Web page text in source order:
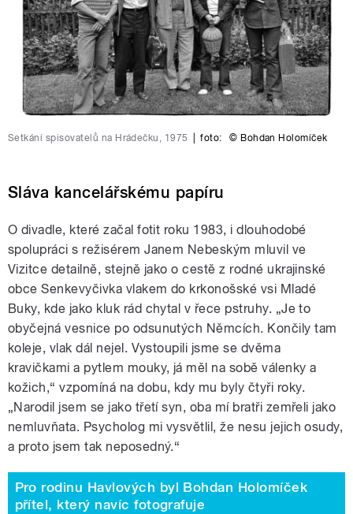
Setkání spisovatelů na Hrádečku, 1975 foto: © Bohdan Holomíček
Sláva kancelářskému papíru
O divadle, které začal fotit roku 1983, i dlouhodobé
spolupráci s režisérem Janem Nebeským mluvil ve
Vizitce detailně, stejně jako o cestě z rodné ukrajinské
obce Senkevyčivka vlakem do krkonošské vsi Mladé
Buky, kde jako kluk rád chytal v řece pstruhy. „Je to
obyčejná vesnice po odsunutých Němcích. Končily tam
koleje, vlak dál nejel. Vystoupili jsme se dvěma
kravičkami a pytlem mouky, já měl na sobě válenky a
kožich,“ vzpomíná na dobu, kdy mu byly čtyři roky.
„Narodil jsem se jako třetí syn, oba mí bratři zemřeli jako
nemluvňata. Psycholog mi vysvětlil, že nesu jejich osudy,
a proto jsem tak neposedný.“
Pro rodinu Havlových byl Bohdan Holomíček
přítel, který navíc fotografuje